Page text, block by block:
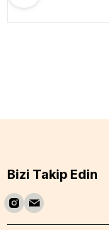
Bizi Takip Edin